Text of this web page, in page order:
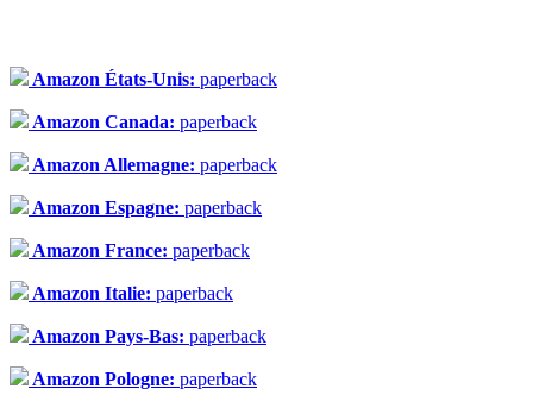
Amazon États-Unis: paperback
Amazon Canada: paperback
Amazon Allemagne: paperback
Amazon Espagne: paperback
Amazon France: paperback
Amazon Italie: paperback
Amazon Pays-Bas: paperback
Amazon Pologne: paperback